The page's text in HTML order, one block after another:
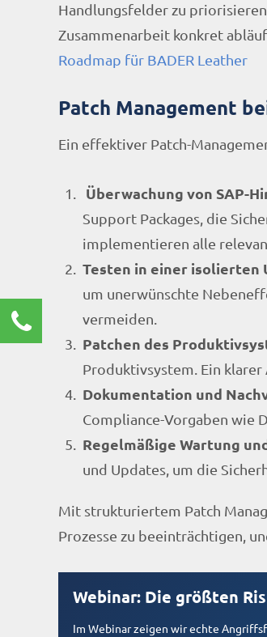
Handlungsfelder zu
Zusammenarbeit konkret
Roadmap für BADER Leather
Patch Management
Ein effektiver Patch-
Überwachung von SAP-
Support Packages, die
implementieren alle
Testen in einer isolierten
um unerwünschte
vermeiden.
Patchen des
Produktivsystem. Ein
Dokumentation und
Compliance-Vorgaben wie
Regelmäßige Wartung
und Updates, um die
Mit strukturiertem Patch
Prozesse zu beeinträchtigen,
Webinar: Die größten
Im Webinar zeigen wir echte
Kontaktieren Sie uns!
Renate Burg
Kundenservice
0211 9462 8572-25
renate.burg@rz10.de
Ihre Anfrage